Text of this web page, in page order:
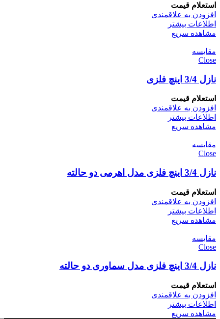
استعلام قیمت
افزودن به علاقمندی
اطلاعات بیشتر
مشاهده سریع
مقایسه
Close
نازل 3/4 اینچ فلزی
استعلام قیمت
افزودن به علاقمندی
اطلاعات بیشتر
مشاهده سریع
مقایسه
Close
نازل 3/4 اینچ فلزی مدل اهرمی دو حالته
استعلام قیمت
افزودن به علاقمندی
اطلاعات بیشتر
مشاهده سریع
مقایسه
Close
نازل 3/4 اینچ فلزی مدل سماوری دو حالته
استعلام قیمت
افزودن به علاقمندی
اطلاعات بیشتر
مشاهده سریع